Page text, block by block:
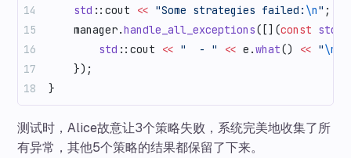
    std
::cout << "Some strategies failed: \n" ;
    manager.
handle_all_exceptions([](const std
        std
::cout << "  - " << e.what() << "\n
    });
}
测试时，Alice故意让3个策略失败，系统完美地收集了所
有异常，其他5个策略的结果都保留了下来。